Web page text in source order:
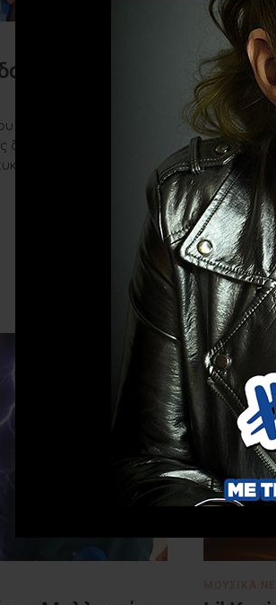
– «Άιντε»
ενώνουν για πρώτη
τους, στο νέο
από την
EDITOR
Τα
γενιάς
29 ΙΟΥΛΊΟΥ
Ο Μιχάλης
άλμπουμ
συλλογή
πορείας
από